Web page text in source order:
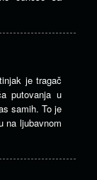
je tragač
putovanja u
samih. To je
na ljubavnom